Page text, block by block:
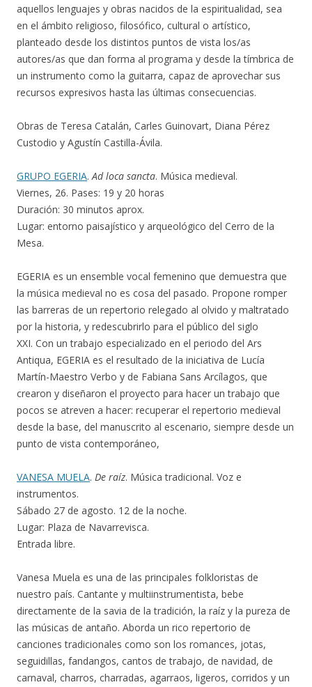
aquellos lenguajes y obras nacidos de la espiritualidad, sea
en el ámbito religioso, filosófico, cultural o artístico,
planteado desde los distintos puntos de vista los/as
autores/as que dan forma al programa y desde la tímbrica de
un instrumento como la guitarra, capaz de aprovechar sus
recursos expresivos hasta las últimas consecuencias.
Obras de Teresa Catalán, Carles Guinovart, Diana Pérez
Custodio y Agustín Castilla-Ávila.
GRUPO EGERIA.Ad loca sancta. Música medieval.
Viernes, 26. Pases: 19 y 20 horas
Duración: 30 minutos aprox.
Lugar: entorno paisajístico y arqueológico del Cerro de la
Mesa.
EGERIA es un ensemble vocal femenino que demuestra que
la música medieval no es cosa del pasado. Propone romper
las barreras de un repertorio relegado al olvido y maltratado
por la historia, y redescubrirlo para el público del siglo
XXI. Con un trabajo especializado en el periodo del Ars
Antiqua, EGERIA es el resultado de la iniciativa de Lucía
Martín-Maestro Verbo y de Fabiana Sans Arcílagos, que
crearon y diseñaron el proyecto para hacer un trabajo que
pocos se atreven a hacer: recuperar el repertorio medieval
desde la base, del manuscrito al escenario, siempre desde un
punto de vista contemporáneo,
VANESA MUELA. De raíz. Música tradicional. Voz e
instrumentos.
Sábado 27 de agosto. 12 de la noche.
Lugar: Plaza de Navarrevisca.
Entrada libre.
Vanesa Muela es una de las principales folkloristas de
nuestro país. Cantante y multiinstrumentista, bebe
directamente de la savia de la tradición, la raíz y la pureza de
las músicas de antaño. Aborda un rico repertorio de
canciones tradicionales como son los romances, jotas,
seguidillas, fandangos, cantos de trabajo, de navidad, de
carnaval, charros, charradas, agarraos, ligeros, corridos y un